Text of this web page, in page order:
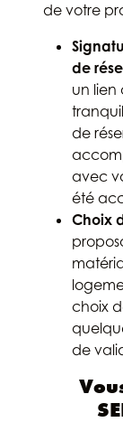
de votre
de
un lien
de
avec
été
Choix
choix
de